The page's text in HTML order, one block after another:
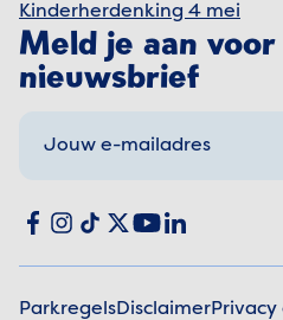
Kinderherdenking 4 mei
Meld je aan voor
nieuwsbrief
Social media
Facebook
Instagram
TikTok
X YouTube
LinkedIn
ParkregelsDisclaimer